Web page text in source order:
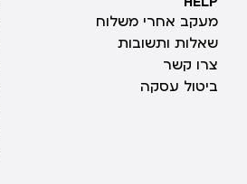
מעקב אחרי משלוח
שאלות ותשובות
צרו קשר
ביטול עסקה